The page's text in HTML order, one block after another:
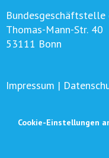
Bundesgeschäftstelle
Thomas-Mann-Str. 40
53111 Bonn
Impressum |
Cookie-Einstellungen